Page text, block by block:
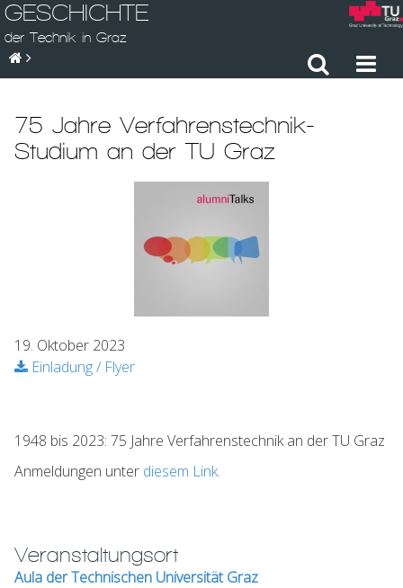
GESCHICHTE
der Technik in Graz
75 Jahre Verfahrenstechnik-
Studium an der TU Graz
19. Oktober 2023
Einladung / Flyer
1948 bis 2023: 75 Jahre Verfahrenstechnik an der TU Graz
Anmeldungen unter diesem Link.
Veranstaltungsort
Aula der Technischen Universität Graz